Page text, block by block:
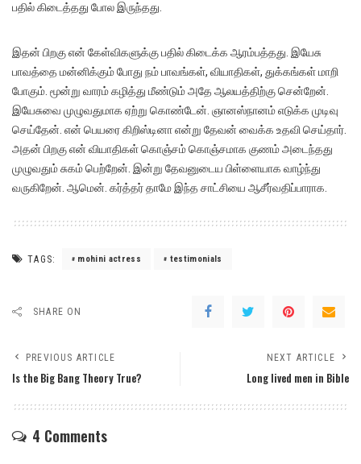
பதில் கிடைத்தது போல இருந்தது.
இதன் பிறகு என் கேள்விகளுக்கு பதில் கிடைக்க ஆரம்பத்தது. இயேசு
பாவத்தை மன்னிக்கும் போது நம் பாவங்கள், வியாதிகள், துக்கங்கள் மாறி
போகும். மூன்று வாரம் கழித்து மீண்டும் அதே ஆலயத்திற்கு சென்றேன்.
இயேசுவை முழுவதுமாக ஏற்று கொண்டேன். ஞானஸ்நானம் எடுக்க முடிவு
செய்தேன். என் பெயரை கிறிஸ்டினா என்று தேவன் வைக்க உதவி செய்தார்.
அதன் பிறகு என் வியாதிகள் கொஞ்சம் கொஞ்சமாக குணம் அடைந்தது
முழுவதும் சுகம் பெற்றேன். இன்று தேவனுடைய பிள்ளையாக வாழ்ந்து
வருகிறேன். ஆமென். கர்த்தர் தாமே இந்த சாட்சியை ஆசீர்வதிப்பாராக.
TAGS: mohini actress testimonials
SHARE ON
PREVIOUS ARTICLE
Is the Big Bang Theory True?
NEXT ARTICLE
Long lived men in Bible
4 Comments